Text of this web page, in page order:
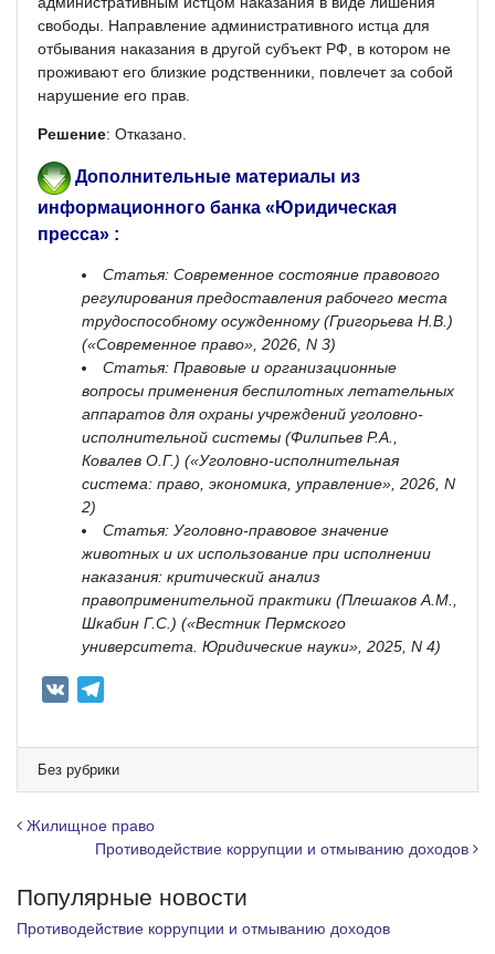
свободы. Направление административного истца для
отбывания наказания в другой субъект РФ, в котором не
проживают его близкие родственники, повлечет за собой
нарушение его прав.
Решение: Отказано.
Дополнительные материалы из
информационного банка «Юридическая
пресса» :
Статья: Современное состояние правового
регулирования предоставления рабочего места
трудоспособному осужденному (Григорьева Н.В.)
(«Современное право», 2026, N 3)
Статья: Правовые и организационные
вопросы применения беспилотных летательных
аппаратов для охраны учреждений уголовно-
исполнительной системы (Филипьев Р.А.,
Ковалев О.Г.) («Уголовно-исполнительная
система: право, экономика, управление», 2026, N
2)
Статья: Уголовно-правовое значение
животных и их использование при исполнении
наказания: критический анализ
правоприменительной практики (Плешаков А.М.,
Шкабин Г.С.) («Вестник Пермского
университета. Юридические науки», 2025, N 4)
e
g
r
a
Без рубрики
Навигация по записям
Жилищное право
Противодействие коррупции и отмыванию доходов
Популярные новости
Противодействие коррупции и отмыванию доходов